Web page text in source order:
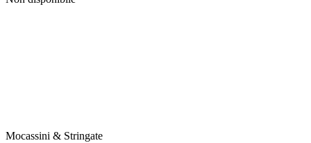
Mocassini & Stringate